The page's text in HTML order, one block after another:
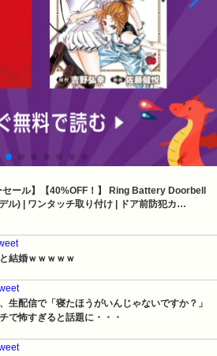
ール】【40%OFF！】 Ring Battery Doorbell
ル) | ワンタッチ取り付け | ドア前防犯カ…
結婚ｗｗｗｗｗ
生配信で「寝たほうがいんじゃないですか？」
で怖すぎると話題に・・・